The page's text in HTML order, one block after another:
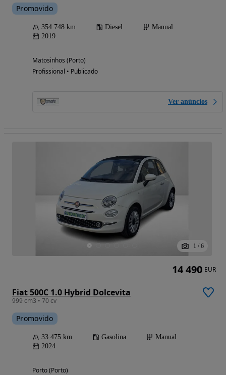
Promovido
354 748 km Diesel
Manual
2019
Matosinhos (Porto)
Profissional • Publicado
Ver anúncios
1 / 6
Fiat 500C 1.0 Hybrid Dolcevita
999 cm3 • 70 cv
Promovido
33 475 km Gasolina
Manual
2024
Porto (Porto)
14 490 EUR